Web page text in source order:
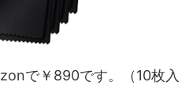
で￥890です。（10枚入